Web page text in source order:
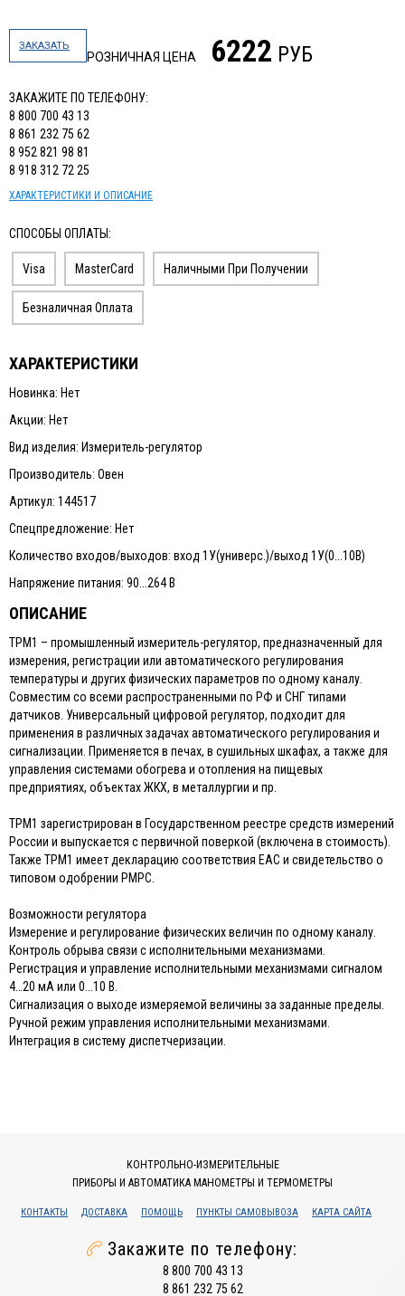
ЗАКАЗАТЬ
РОЗНИЧНАЯ ЦЕНА 6222 РУБ
ЗАКАЖИТЕ ПО ТЕЛЕФОНУ:
8 800 700 43 13
8 861 232 75 62
8 952 821 98 81
8 918 312 72 25
ХАРАКТЕРИСТИКИ И ОПИСАНИЕ
СПОСОБЫ ОПЛАТЫ:
Visa MasterCard Наличными При Получении
Безналичная Оплата
ХАРАКТЕРИСТИКИ
Новинка: Нет
Акции: Нет
Вид изделия: Измеритель-регулятор
Производитель: Овен
Артикул: 144517
Спецпредложение: Нет
Количество входов/выходов: вход 1У(универс.)/выход 1У(0...10В)
Напряжение питания: 90...264 В
ОПИСАНИЕ
ТРМ1 – промышленный измеритель-регулятор, предназначенный для
измерения, регистрации или автоматического регулирования
температуры и других физических параметров по одному каналу.
Совместим со всеми распространенными по РФ и СНГ типами
датчиков. Универсальный цифровой регулятор, подходит для
применения в различных задачах автоматического регулирования и
сигнализации. Применяется в печах, в сушильных шкафах, а также для
управления системами обогрева и отопления на пищевых
предприятиях, объектах ЖКХ, в металлургии и пр.
ТРМ1 зарегистрирован в Государственном реестре средств измерений
России и выпускается с первичной поверкой (включена в стоимость).
Также ТРМ1 имеет декларацию соответствия ЕАС и свидетельство о
типовом одобрении РМРС.
Возможности регулятора
Измерение и регулирование физических величин по одному каналу.
Контроль обрыва связи с исполнительными механизмами.
Регистрация и управление исполнительными механизмами сигналом
4…20 мА или 0...10 В.
Сигнализация о выходе измеряемой величины за заданные пределы.
Ручной режим управления исполнительными механизмами.
Интеграция в систему диспетчеризации.
КОНТРОЛЬНО-ИЗМЕРИТЕЛЬНЫЕ
ПРИБОРЫ И АВТОМАТИКА МАНОМЕТРЫ И ТЕРМОМЕТРЫ
КОНТАКТЫ ДОСТАВКА ПОМОЩЬ ПУНКТЫ САМОВЫВОЗА КАРТА САЙТА
Закажите по телефону:
8 800 700 43 13
8 861 232 75 62